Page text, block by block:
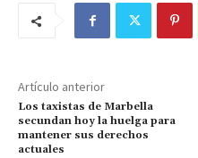
Artículo anterior
Los taxistas de Marbella
secundan hoy la huelga para
mantener sus derechos
actuales